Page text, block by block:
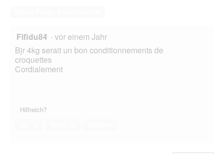
Fifidu84 · vor einem Jahr
Bjr 4kg serait un bon conditionnements de
croquettes
Cordialement
Hilfreich?